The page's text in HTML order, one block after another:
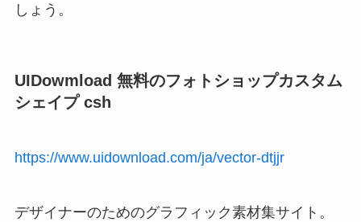
しょう。
UIDowmload 無料のフォトショップカスタム
シェイプ csh
https://www.uidownload.com/ja/vector-dtjjr
デザイナーのためのグラフィック素材集サイト。